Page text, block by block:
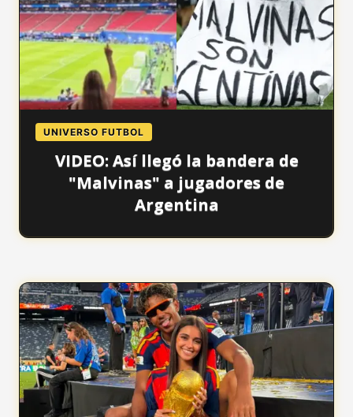
UNIVERSO FUTBOL
VIDEO: Así llegó la bandera de
"Malvinas" a jugadores de
Argentina